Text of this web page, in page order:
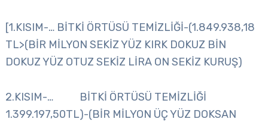
[1.KISIM-… BİTKİ ÖRTÜSÜ TEMİZLİĞİ-(1.849.938,18
TL>(BİR MİLYON SEKİZ YÜZ KIRK DOKUZ BİN
DOKUZ YÜZ OTUZ SEKİZ LİRA ON SEKİZ KURUŞ)
2.KISIM-… BİTKİ ÖRTÜSÜ TEMİZLİĞİ
1.399.197,50TL)-(BİR MİLYON ÜÇ YÜZ DOKSAN